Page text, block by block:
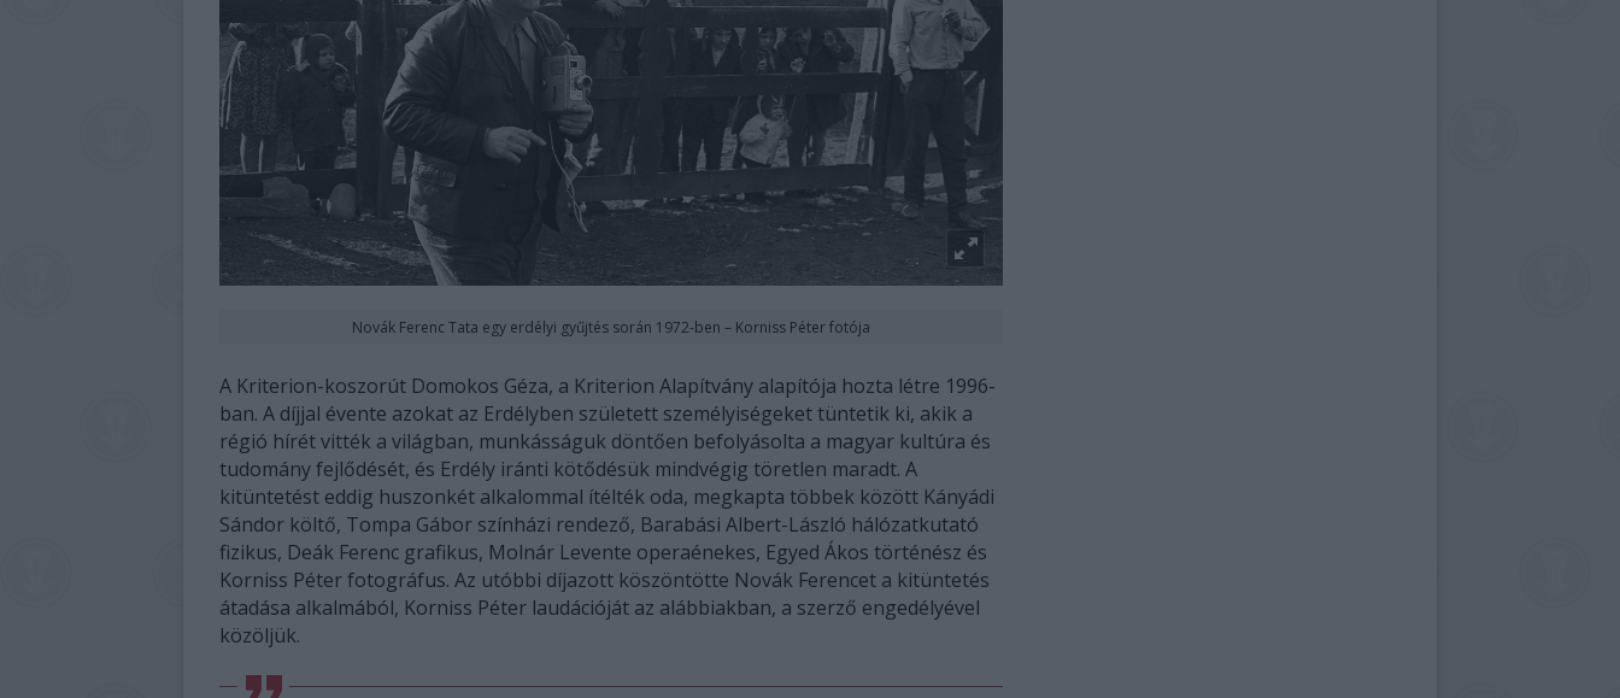
Novák Ferenc Tata egy erdélyi gyűjtés során 1972-ben – Korniss Péter fotója
A Kriterion-koszorút Domokos Géza, a Kriterion Alapítvány alapítója hozta létre 1996-
ban. A díjjal évente azokat az Erdélyben született személyiségeket tüntetik ki, akik a
régió hírét vitték a világban, munkásságuk döntően befolyásolta a magyar kultúra és
tudomány fejlődését, és Erdély iránti kötődésük mindvégig töretlen maradt. A
kitüntetést eddig huszonkét alkalommal ítélték oda, megkapta többek között Kányádi
Sándor költő, Tompa Gábor színházi rendező, Barabási Albert-László hálózatkutató
fizikus, Deák Ferenc grafikus, Molnár Levente operaénekes, Egyed Ákos történész és
Korniss Péter fotográfus. Az utóbbi díjazott köszöntötte Novák Ferencet a kitüntetés
átadása alkalmából, Korniss Péter laudációját az alábbiakban, a szerző engedélyével
közöljük.